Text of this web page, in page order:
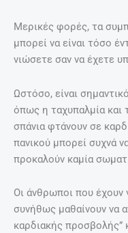
Μερικές φορές, τα
μπορεί να είναι τόσο
νιώσετε σαν να έχετε
Ωστόσο, είναι
όπως η ταχυπαλμία και
σπάνια φτάνουν σε
πανικού μπορεί συχνά
προκαλούν καμία
Οι άνθρωποι που έχουν
συνήθως μαθαίνουν να
καρδιακής προσβολής”